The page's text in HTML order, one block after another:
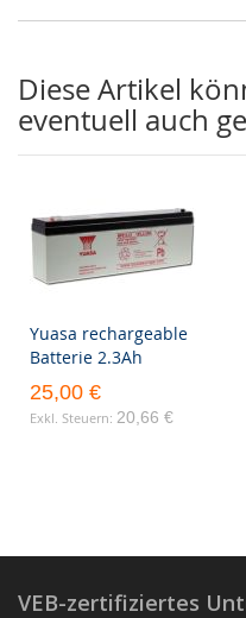
Diese Artikel
eventuell auch
Yuasa rechargeable
Batterie 2.3Ah
25,00 €
20,66 €
VEB-zertifiziertes